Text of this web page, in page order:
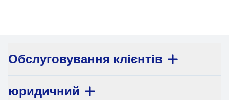
Обслуговування клієнтів
юридичний